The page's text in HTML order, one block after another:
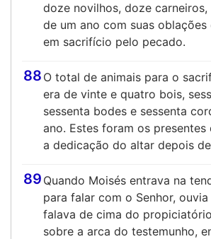
doze novilhos, doze
de um ano com suas
em sacrifício pelo pecado.
88 O total de animais para o
era de vinte e quatro bois,
sessenta bodes e sessenta
ano. Estes foram os
a dedicação do altar depois
89 Quando Moisés entrava na
para falar com o Senhor,
falava de cima do
sobre a arca do testemunho,